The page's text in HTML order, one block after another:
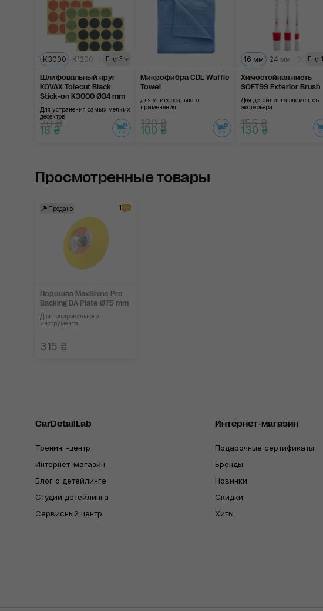
Еще 3
K3000 K1200 K2000 K800
Шлифовальный круг
KOVAX Tolecut Black
Stick-on K3000 Ø34 mm
Для устранения самых мелких
дефектов
20 ₴
18 ₴
Микрофибра CDL Waffle
Towel
Для универсального
применения
120 ₴
100 ₴
Еще 1
16 мм 24 мм 30 мм
Химостойкая кисть
SOFT99 Exterior Brush
Для детейлинга элементов
экстерьера
155 ₴
130 ₴
Просмотренные товары
Продано 1
Подошва MaxShine Pro
Backing DA Plate Ø75 mm
Для полировального
инструмента
315 ₴
CarDetailLab
Тренинг-центр
Интернет-магазин
Блог о детейлинге
Студии детейлинга
Сервисный центр
Интернет-магазин
Подарочные сертификаты
Бренды
Новинки
Скидки
Хиты